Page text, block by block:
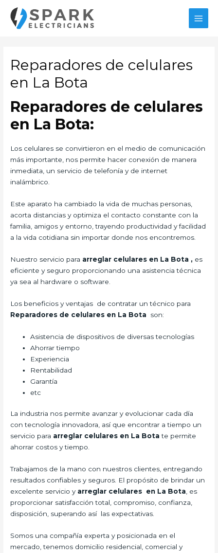
contenido
Reparadores de celulares
en La Bota
Reparadores de celulares
en La Bota:
Los celulares se convirtieron en el medio de comunicación
más importante, nos permite hacer conexión de manera
inmediata, un servicio de telefonía y de internet
inalámbrico.
Este aparato ha cambiado la vida de muchas personas,
acorta distancias y optimiza el contacto constante con la
familia, amigos y entorno, trayendo productividad y facilidad
a la vida cotidiana sin importar donde nos encontremos.
Nuestro servicio para arreglar celulares en La Bota , es
eficiente y seguro proporcionando una asistencia técnica
ya sea al hardware o software.
Los beneficios y ventajas de contratar un técnico para
Reparadores de celulares en La Bota son:
Asistencia de dispositivos de diversas tecnologías
Ahorrar tiempo
Experiencia
Rentabilidad
Garantía
etc
La industria nos permite avanzar y evolucionar cada día
con tecnología innovadora, así que encontrar a tiempo un
servicio para arreglar celulares en La Bota te permite
ahorrar costos y tiempo.
Trabajamos de la mano con nuestros clientes, entregando
resultados confiables y seguros. El propósito de brindar un
excelente servicio y arreglar celulares en La Bota , es
proporcionar satisfacción total, compromiso, confianza,
disposición, superando así las expectativas.
Somos una compañía experta y posicionada en el
mercado, tenemos domicilio residencial, comercial y